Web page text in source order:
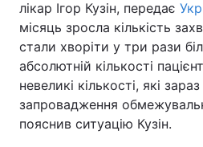
Спорт
Техно і зв'язок
Зброя
Здоров'я
лікар Ігор Кузін, передає
місяць зросла кількість
стали хворіти у три рази
абсолютній кількості
невеликі кількості, які
запровадження
пояснив ситуацію Кузін.